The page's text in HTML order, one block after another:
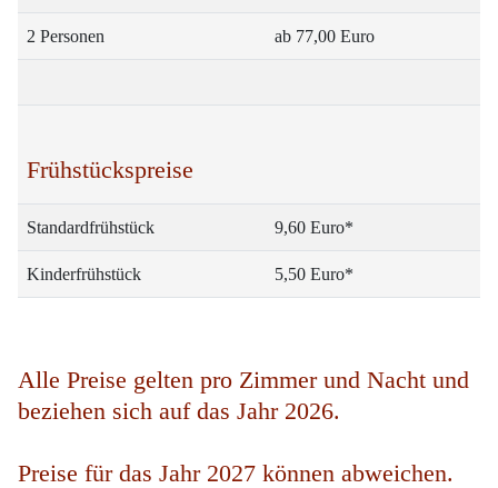
2 Personen ab 77,00 Euro
Frühstückspreise
Standardfrühstück 9,60 Euro*
Kinderfrühstück 5,50 Euro*
Alle Preise gelten pro Zimmer und Nacht und
beziehen sich auf das Jahr 2026.
Preise für das Jahr 2027 können abweichen.